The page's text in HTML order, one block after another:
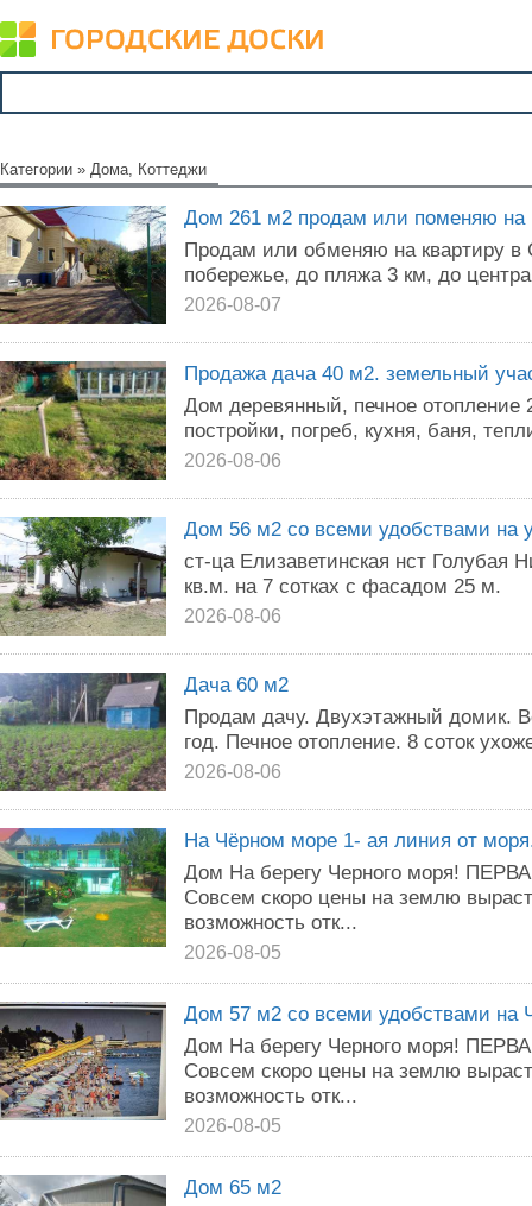
Категории » Дома, Коттеджи
Дом 261 м2 продам или поменяю на
Продам или обменяю на квартиру
побережье, до пляжа 3 км, до
2026-08-07
Продажа дача 40 м2. земельный
Дом деревянный, печное отопление
постройки, погреб, кухня, баня,
2026-08-06
Дом 56 м2 со всеми удобствами на
ст-ца Елизаветинская нст
кв.м. на 7 сотках с фасадом 25 м.
2026-08-06
Дача 60 м2
Продам дачу. Двухэтажный домик.
год. Печное отопление. 8 соток
2026-08-06
На Чёрном море 1- ая линия от
Дом На берегу Черного моря!
Совсем скоро цены на землю
возможность отк...
2026-08-05
Дом 57 м2 со всеми удобствами на
Дом На берегу Черного моря!
Совсем скоро цены на землю
возможность отк...
2026-08-05
Дом 65 м2